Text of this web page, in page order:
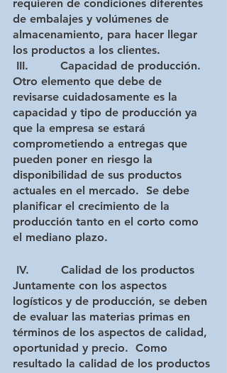
requieren de condiciones diferentes
de embalajes y volúmenes de
almacenamiento, para hacer llegar
los productos a los clientes.
III.         Capacidad de producción.
Otro elemento que debe de
revisarse cuidadosamente es la
capacidad y tipo de producción ya
que la empresa se estará
comprometiendo a entregas que
pueden poner en riesgo la
disponibilidad de sus productos
actuales en el mercado.  Se debe
planificar el crecimiento de la
producción tanto en el corto como
el mediano plazo.
IV.         Calidad de los productos
Juntamente con los aspectos
logísticos y de producción, se deben
de evaluar las materias primas en
términos de los aspectos de calidad,
oportunidad y precio.  Como
resultado la calidad de los productos